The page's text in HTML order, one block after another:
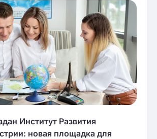
Институт Развития
новая площадка для